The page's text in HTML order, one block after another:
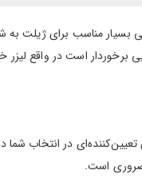
بسیار مناسب برای ژیلت به
برخوردار است در واقع
در انتخاب شما
ضروری است.